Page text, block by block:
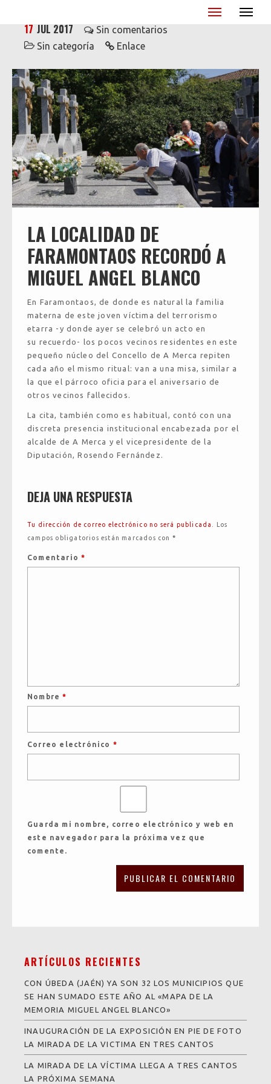
Miguel Ángel Blanco - XX Aniversario
17 JUL 2017
Sin comentarios
Sin categoría
Enlace
LA LOCALIDAD DE
FARAMONTAOS RECORDÓ A
MIGUEL ANGEL BLANCO
En Faramontaos, de donde es natural la familia
materna de este joven víctima del terrorismo
etarra -y donde ayer se celebró un acto en
su recuerdo- los pocos vecinos residentes en este
pequeño núcleo del Concello de A Merca repiten
cada año el mismo ritual: van a una misa, similar a
la que el párroco oficia para el aniversario de
otros vecinos fallecidos.
La cita, también como es habitual, contó con una
discreta presencia institucional encabezada por el
alcalde de A Merca y el vicepresidente de la
Diputación, Rosendo Fernández.
DEJA UNA RESPUESTA
Tu dirección de correo electrónico no será publicada.
Los
campos obligatorios están marcados con *
Comentario*
Nombre*
Correo electrónico *
Guarda mi nombre, correo electrónico y web en
este navegador para la próxima vez que
comente.
ARTÍCULOS RECIENTES
CON ÚBEDA (JAÉN) YA SON 32 LOS MUNICIPIOS QUE
SE HAN SUMADO ESTE AÑO AL «MAPA DE LA
MEMORIA MIGUEL ANGEL BLANCO»
INAUGURACIÓN DE LA EXPOSICIÓN EN PIE DE FOTO
LA MIRADA DE LA VICTIMA EN TRES CANTOS
LA MIRADA DE LA VÍCTIMA LLEGA A TRES CANTOS
LA PRÓXIMA SEMANA